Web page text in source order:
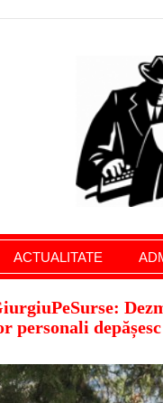
giurgiu,
ACTUALITATE
personali